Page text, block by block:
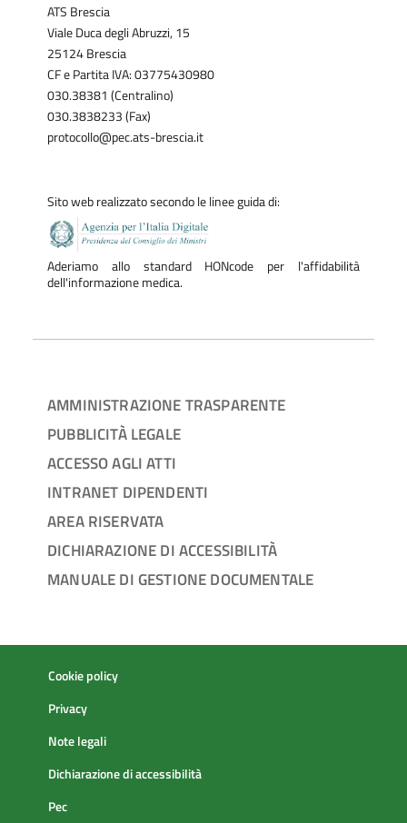
ATS Brescia
Viale Duca degli Abruzzi, 15
25124 Brescia
CF e Partita IVA: 03775430980
030.38381 (Centralino)
030.3838233 (Fax)
protocollo@pec.ats-brescia.it
Sito web realizzato secondo le linee guida di:
Aderiamo allo standard HONcode per l'affidabilità
dell'informazione medica.
AMMINISTRAZIONE TRASPARENTE
PUBBLICITÀ LEGALE
ACCESSO AGLI ATTI
INTRANET DIPENDENTI
AREA RISERVATA
DICHIARAZIONE DI ACCESSIBILITÀ
MANUALE DI GESTIONE DOCUMENTALE
Cookie policy
Privacy
Note legali
Dichiarazione di accessibilità
Pec